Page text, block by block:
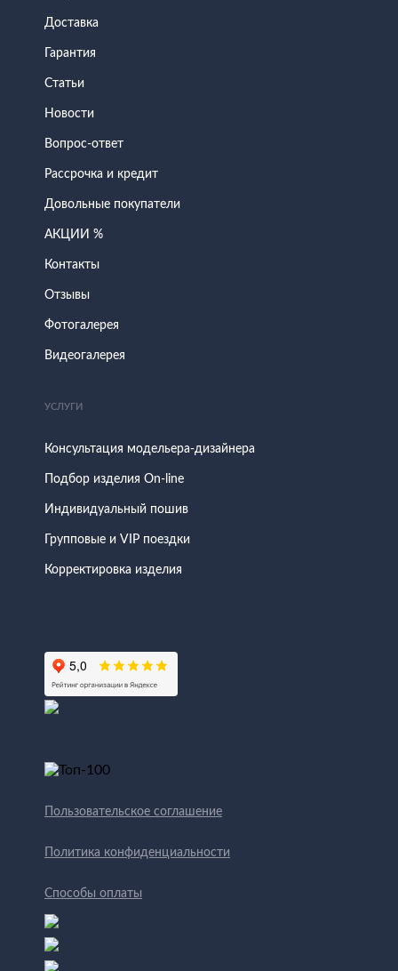
Доставка
Гарантия
Статьи
Новости
Вопрос-ответ
Рассрочка и кредит
Довольные покупатели
АКЦИИ %
Контакты
Отзывы
Фотогалерея
Видеогалерея
УСЛУГИ
Консультация модельера-дизайнера
Подбор изделия On-line
Индивидуальный пошив
Групповые и VIP поездки
Корректировка изделия
Пользовательское соглашение
Политика конфиденциальности
Способы оплаты